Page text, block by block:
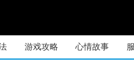
游戏攻略 心情故事